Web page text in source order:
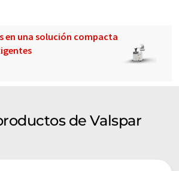
en una solución compacta
de Valspar